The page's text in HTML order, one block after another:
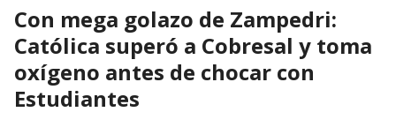
Con mega golazo de Zampedri:
Católica superó a Cobresal y toma
oxígeno antes de chocar con
Estudiantes